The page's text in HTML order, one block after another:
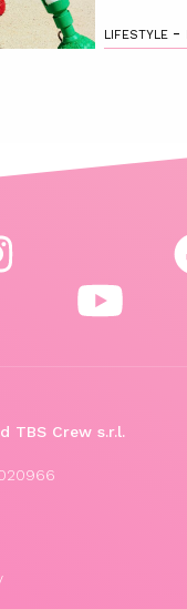
LIFESTYLE -
TBS Crew s.r.l.